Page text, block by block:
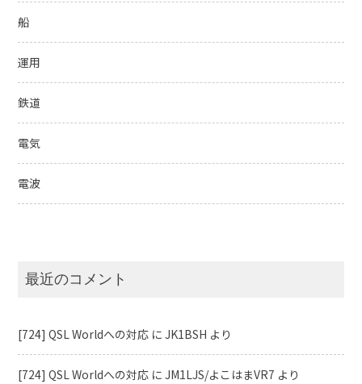
船
運用
鉄道
電気
電波
最近のコメント
[724] QSL Worldへの対応 にJK1BSH より
[724] QSL Worldへの対応 にJM1LJS/よこはまVR7 より